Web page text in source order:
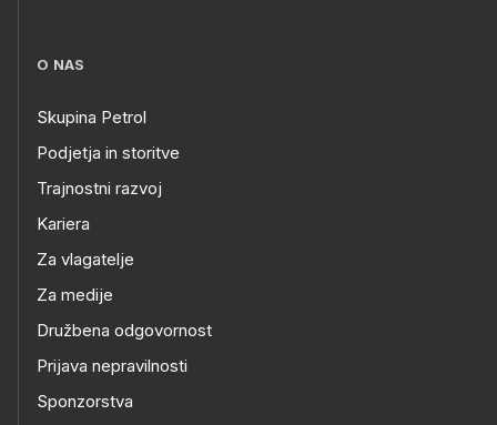
O NAS
Skupina Petrol
Podjetja in storitve
Trajnostni razvoj
Kariera
Za vlagatelje
Za medije
Družbena odgovornost
Prijava nepravilnosti
Sponzorstva